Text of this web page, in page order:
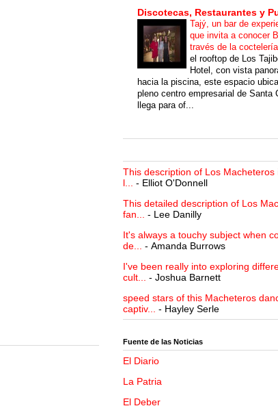
Discotecas, Restaurantes y
Tajý, un bar de
que invita a conocer
través de la
el rooftop de Los
Hotel, con vista
hacia la piscina, este espacio
pleno centro empresarial de Santa
llega para of...
This description of Los Macheteros
l...
- Elliot O'Donnell
This detailed description of Los
fan...
- Lee Danilly
It's always a touchy subject when
de...
- Amanda Burrows
I've been really into exploring
cult...
- Joshua Barnett
speed stars of this Macheteros
captiv...
- Hayley Serle
Fuente de las Noticias
El Diario
La Patria
El Deber